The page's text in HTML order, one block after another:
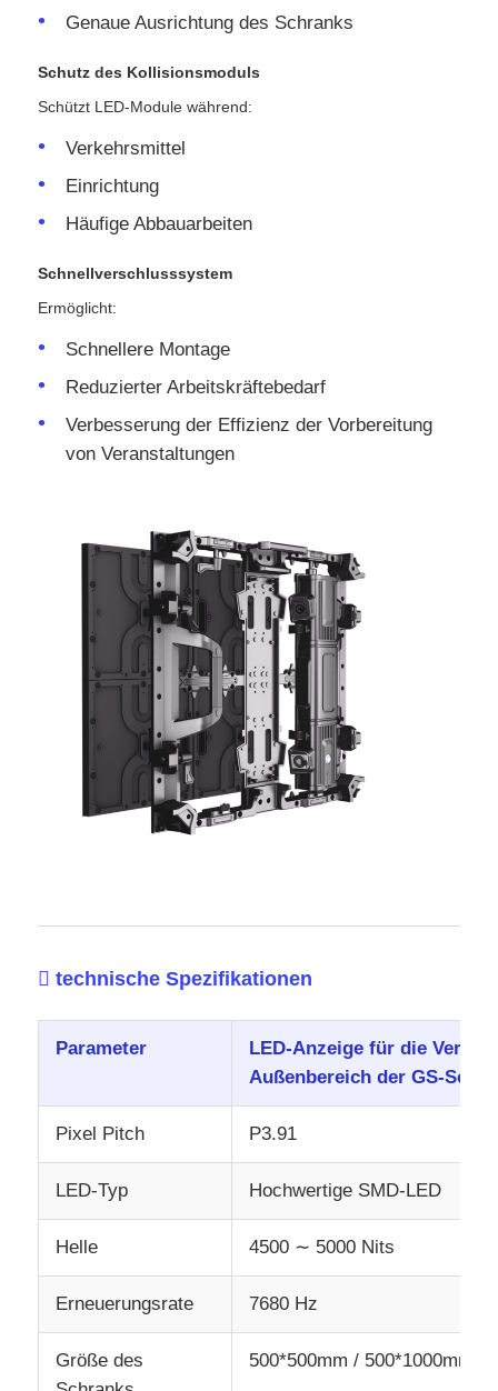
Genaue Ausrichtung des Schranks
Schutz des Kollisionsmoduls
Schützt LED-Module während:
Verkehrsmittel
Einrichtung
Häufige Abbauarbeiten
Schnellverschlusssystem
Ermöglicht:
Schnellere Montage
Reduzierter Arbeitskräftebedarf
Verbesserung der Effizienz der Vorbereitung
von Veranstaltungen
 technische Spezifikationen
Parameter
LED-Anzeige für die
Außenbereich der GS-Serie
Pixel Pitch P3.91
LED-Typ Hochwertige SMD-LED
Helle 4500 ∼ 5000 Nits
Erneuerungsrate 7680 Hz
Größe des
500*500mm / 500*1000mm